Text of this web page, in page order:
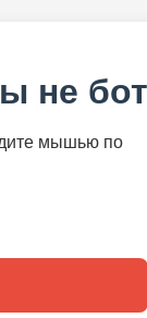
не бот
мышью по